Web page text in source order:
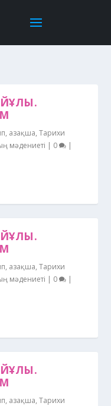
, Қазақша,Тарихи
мәдениеті | 0 |
, Қазақша,Тарихи
мәдениеті | 0 |
, Қазақша,Тарихи